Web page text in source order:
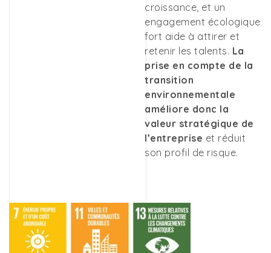
croissance, et un
engagement écologique
fort aide à attirer et
retenir les talents. La
prise en compte de la
transition
environnementale
améliore donc la
valeur stratégique de
l’entreprise et réduit
son profil de risque.